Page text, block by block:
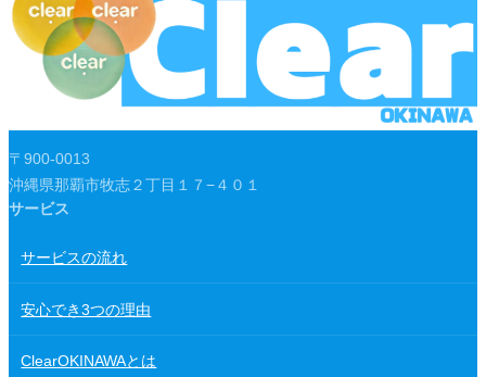
〒900-0013
沖縄県那覇市牧志２丁目１７−４０１
サービス
サービスの流れ
安心でき3つの理由
ClearOKINAWAとは